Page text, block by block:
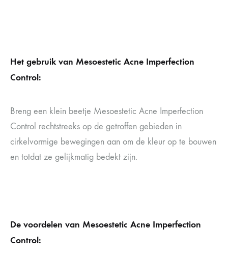
Het gebruik van Mesoestetic Acne Imperfection
Control:
Breng een klein beetje Mesoestetic Acne Imperfection
Control rechtstreeks op de getroffen gebieden in
cirkelvormige bewegingen aan om de kleur op te bouwen
en totdat ze gelijkmatig bedekt zijn.
De voordelen van Mesoestetic Acne Imperfection
Control: